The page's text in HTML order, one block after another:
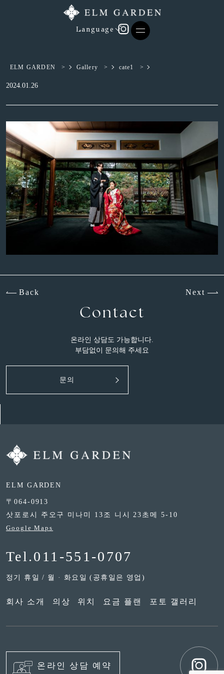
Language
ELM GARDEN > Gallery > cate1 >
2024.01.26
Back Next
Contact
온라인 상담도 가능합니다.
부담없이 문의해 주세요
문의
ELM GARDEN
〒064-0913
삿포로시 주오구 미나미 13조 니시 23초메 5-10
Google Maps
Tel.011-551-0707
정기 휴일 / 월 · 화요일 (공휴일은 영업)
회사 소개 의상 위치 요금 플랜 포토 갤러리
온라인 상담 예약